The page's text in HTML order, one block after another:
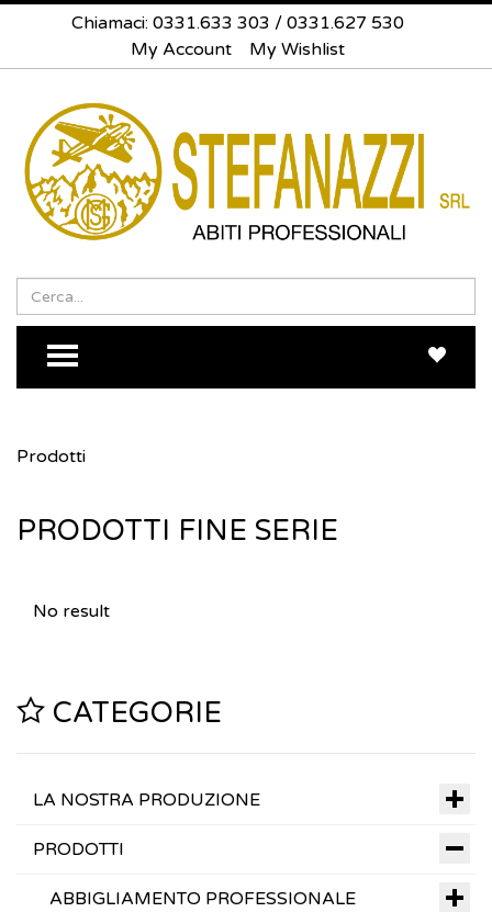
Chiamaci: 0331.633 303 / 0331.627 530
My Account
My Wishlist
Search
TOGGLE MENU
Prodotti
PRODOTTI FINE SERIE
No result
CATEGORIE
LA NOSTRA PRODUZIONE
PRODOTTI
ABBIGLIAMENTO PROFESSIONALE